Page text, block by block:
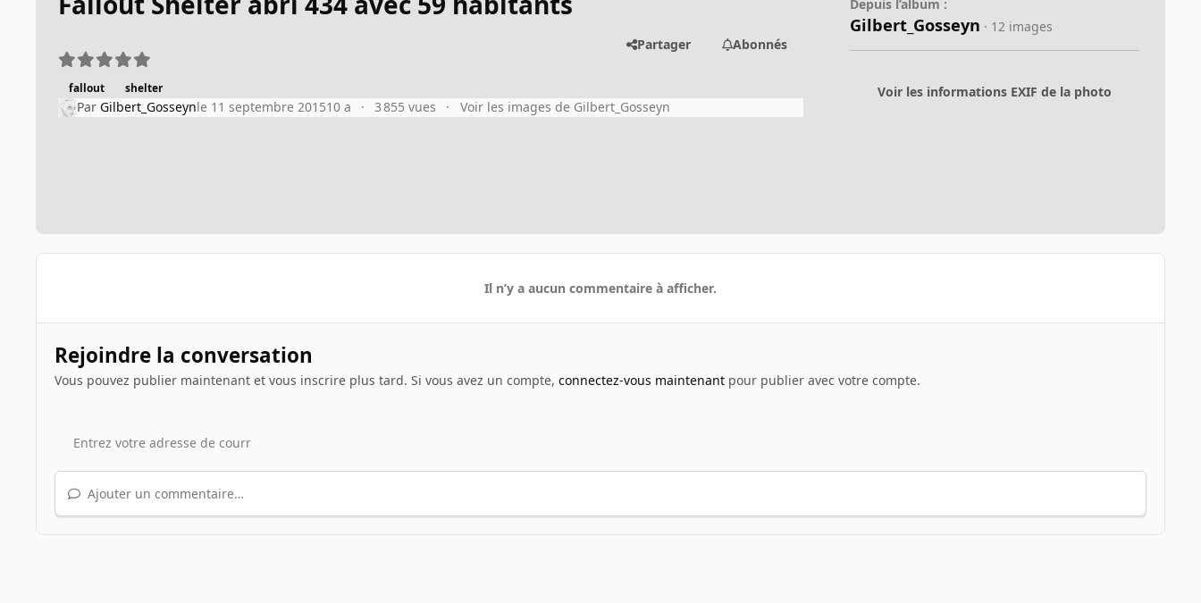
fallout shelter
Partager Abonnés
Par Gilbert_Gosseynle 11 septembre 201510 a 3 855 vues Voir les images de Gilbert_Gosseyn
Depuis l’album :
Gilbert_Gosseyn · 12 images
Voir les informations EXIF de la photo
Il n’y a aucun commentaire à afficher.
Rejoindre la conversation
Vous pouvez publier maintenant et vous inscrire plus tard. Si vous avez un compte, connectez-vous maintenantpour publier avec votre compte.
Ajouter un commentaire…